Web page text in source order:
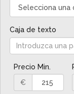
Caja de texto
Precio Min.
€